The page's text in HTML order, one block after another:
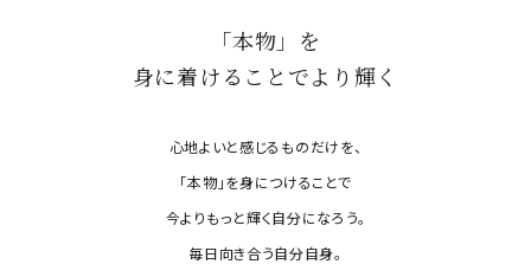
「本物」を
身に着けることでより輝く
心地よいと感じるものだけを、
「本物」を身につけることで
今よりもっと輝く自分になろう。
毎日向き合う自分自身。